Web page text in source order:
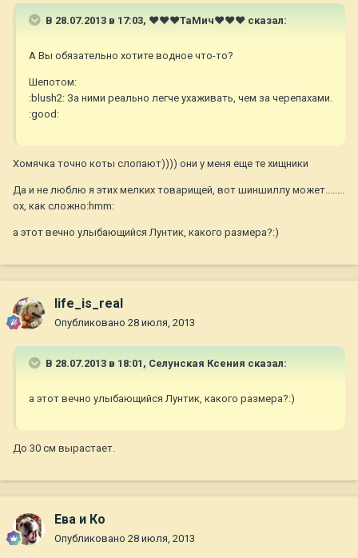
В 28.07.2013 в 17:03, ♥♥♥ТаМич♥♥♥ сказал:
А Вы обязательно хотите водное что-то?
Шепотом:
:blush2: За ними реально легче ухаживать, чем за черепахами.
:good:
Хомячка точно коты слопают)))) они у меня еще те хищники
Да и не люблю я этих мелких товарищей, вот шиншиллу может........
ох, как сложно:hmm:
а этот вечно улыбающийся Лунтик, какого размера?:)
life_is_real
Опубликовано 28 июля, 2013
В 28.07.2013 в 18:01, Селунская Ксения сказал:
а этот вечно улыбающийся Лунтик, какого размера?:)
До 30 см вырастает.
Ева и Ко
Опубликовано 28 июля, 2013